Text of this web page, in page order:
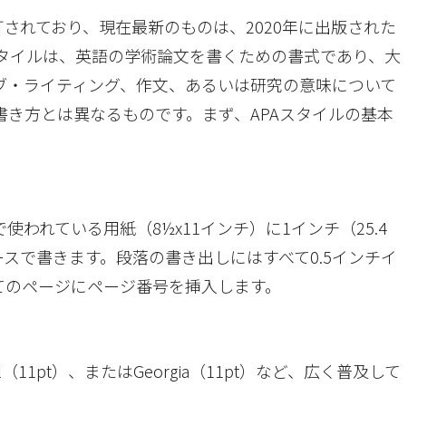
れており、現在最新のものは、2020年に出版された
イルは、英語の学術論文を書くための書式であり、大
ライティング、作文、あるいは研究の意味について
方とは異なるものです。まず、APAスタイルの基本
われている用紙（8½x11インチ）に1インチ（25.4
で書きます。段落の書き出しにはすべて0.5インチイ
ページにページ番号を挿入します。
11pt）、またはGeorgia（11pt）など、広く普及して